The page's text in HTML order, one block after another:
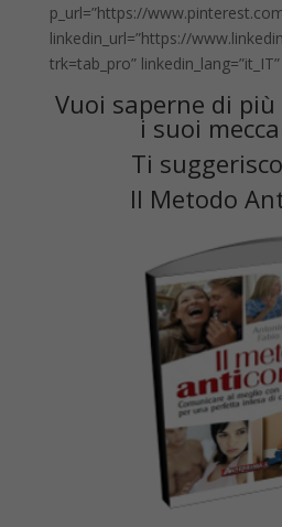
p_url=”https://
linkedin_url=”https://
trk=tab_pro”
Vuoi saperne di
i suoi
Ti
Il Metodo